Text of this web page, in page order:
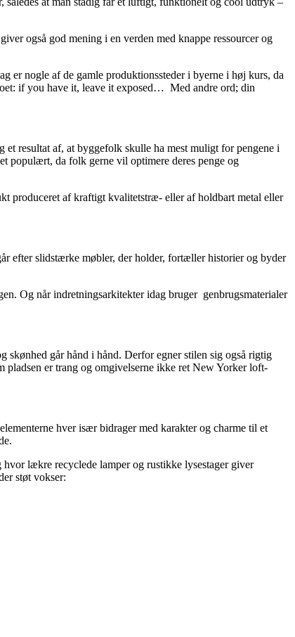
også god mening i en verden med knappe ressourcer og
nogle af de gamle produktionssteder i byerne i høj kurs, da
if you have it, leave it exposed… Med andre ord; din
resultat af, at byggefolk skulle ha mest muligt for pengene i
populært, da folk gerne vil optimere deres penge og
produceret af kraftigt kvalitetstræ- eller af holdbart metal eller
efter slidstærke møbler, der holder, fortæller historier og byder
Og når indretningsarkitekter idag bruger genbrugsmaterialer
skønhed går hånd i hånd. Derfor egner stilen sig også rigtig
pladsen er trang og omgivelserne ikke ret New Yorker loft-
hver især bidrager med karakter og charme til et
lækre recyclede lamper og rustikke lysestager giver
støt vokser: